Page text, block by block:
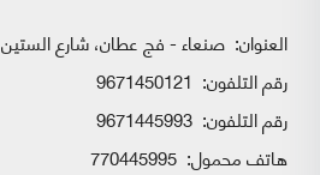
العنوان: صنعاء - فج عطان، شارع الستين
رقم التلفون: 9671450121
رقم التلفون: 9671445993
هاتف محمول: 770445995